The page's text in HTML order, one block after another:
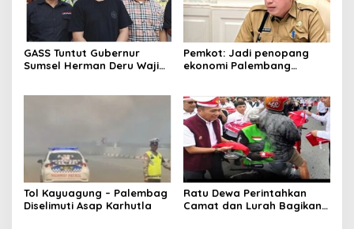
GASS Tuntut Gubernur
Sumsel Herman Deru Wajib
Pemkot: Jadi penopang
ekonomi Palembang
Tol Kayuagung – Palembag
Diselimuti Asap Karhutla
Ratu Dewa Perintahkan
Camat dan Lurah Bagikan